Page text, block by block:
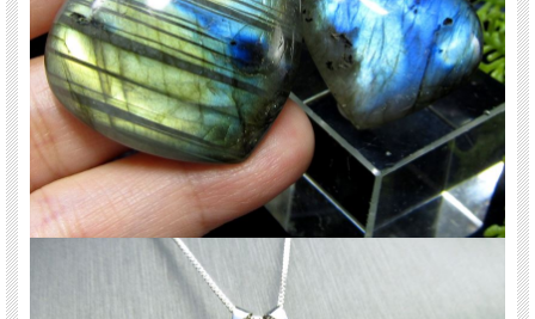
※撮影に使用しているチェーンは付属されません。
※色味・シラーの出方には個体差が有ります。 選ぶ事は出来ませんので、ご了承
ください。
※出来る限り自然な色みになるよう撮影を心がけておりますが、お使いのディス
プレイ環境によって表示される色みに差が出る場合があります。 ご了承くださ
い。
天然石ですので多少の傷、クラックはあります。宜しくお願い致します。
最後にあなたに幸福が訪れますように(*^_^*)
関連キーワード
天然石 パワーストーン 海外直輸入 バイヤー厳選 プレゼント ギフト メンズ レデ
ィース 卸し 卸価格 実店舗 ハンドメイド サイズ直し コムローズ comrose